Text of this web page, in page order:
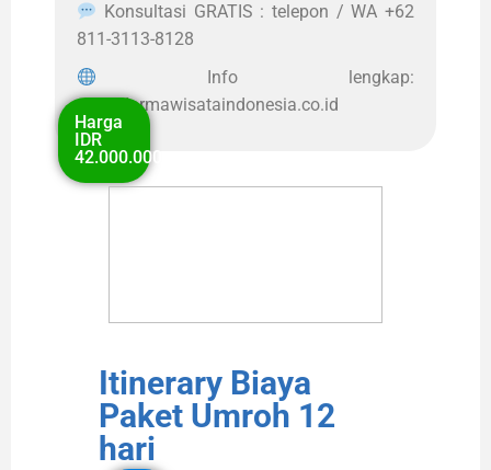
Konsultasi GRATIS : telepon / WA +62
811-3113-8128
Info lengkap:
www.darmawisataindonesia.co.id
Harga
IDR
42.000.000
Itinerary Biaya
Paket Umroh 12
hari